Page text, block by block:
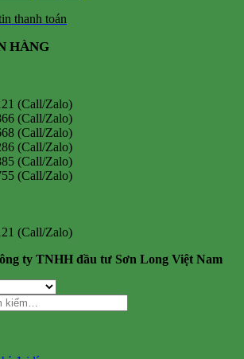
thanh toán
HÀNG
(Call/Zalo)
(Call/Zalo)
(Call/Zalo)
(Call/Zalo)
(Call/Zalo)
(Call/Zalo)
(Call/Zalo)
ty TNHH đầu tư Sơn Long Việt Nam